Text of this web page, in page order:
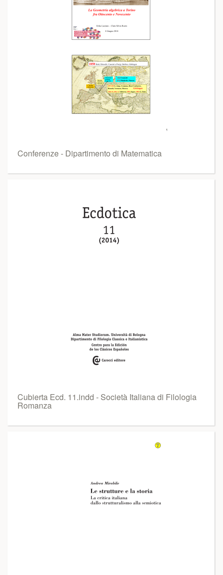
Conferenze - Dipartimento di Matematica
Cubierta Ecd. 11.indd - Società Italiana di Filologia
Romanza